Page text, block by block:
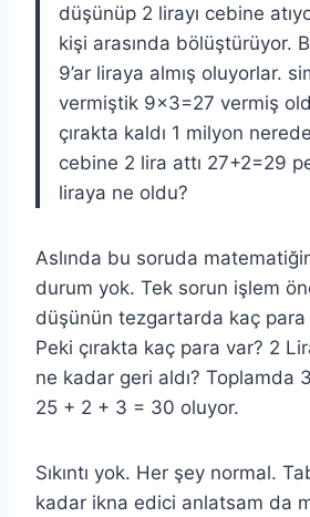
düşünüp 2 lirayı cebine
kişi arasında bölüştürüyor.
9’ar liraya almış oluyorlar.
vermiştik 9×3=27 vermiş
çırakta kaldı 1 milyon
cebine 2 lira attı 27+2=29
liraya ne oldu?
Aslında bu soruda
durum yok. Tek sorun işlem
düşünün tezgartarda kaç para
Peki çırakta kaç para var? 2
ne kadar geri aldı? Toplamda
25 + 2 + 3 = 30 oluyor.
Sıkıntı yok. Her şey normal.
kadar ikna edici anlatsam da